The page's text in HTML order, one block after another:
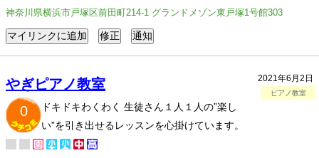
神奈川県横浜市戸塚区前田町214-1 グランドメゾン東戸塚1号館303
2021年6月2日
ピアノ教室
やぎピアノ教室
0
ドキドキわくわく 生徒さん１人１人の”楽し
い”を引き出せるレッスンを心掛けています。